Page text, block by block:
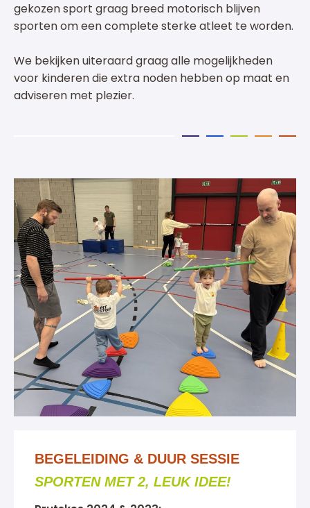
gekozen sport graag breed motorisch blijven
sporten om een complete sterke atleet te worden.
We bekijken uiteraard graag alle mogelijkheden
voor kinderen die extra noden hebben op maat en
adviseren met plezier.
BEGELEIDING & DUUR SESSIE
SPORTEN MET 2, LEUK IDEE!